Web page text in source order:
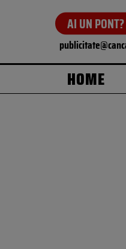
AI UN PONT?
HOME